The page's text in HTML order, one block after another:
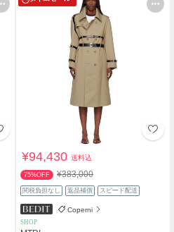
¥94,430送料込
75%OFF ¥383,000
関税負担なし 返品補償 スピード配送
Coperni
SHOP